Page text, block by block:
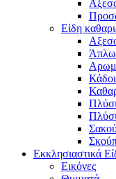
Είδη
Εκκλησιαστικά
Εικόνες